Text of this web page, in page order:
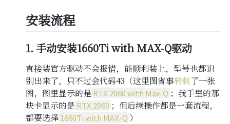
安装流程
1. 手动安装1660Ti with MAX-Q驱动
直接装官方驱动不会报错，能顺利装上，型号也都识
别出来了，只不过会代码43（这里图省事转载了一张
图，图里显示的是 RTX 2060 with Max-Q ；我手里的那
块卡显示的是 RTX 2060 ；但后续操作都是一套流程，
都要选择1660Ti with MAX-Q ）